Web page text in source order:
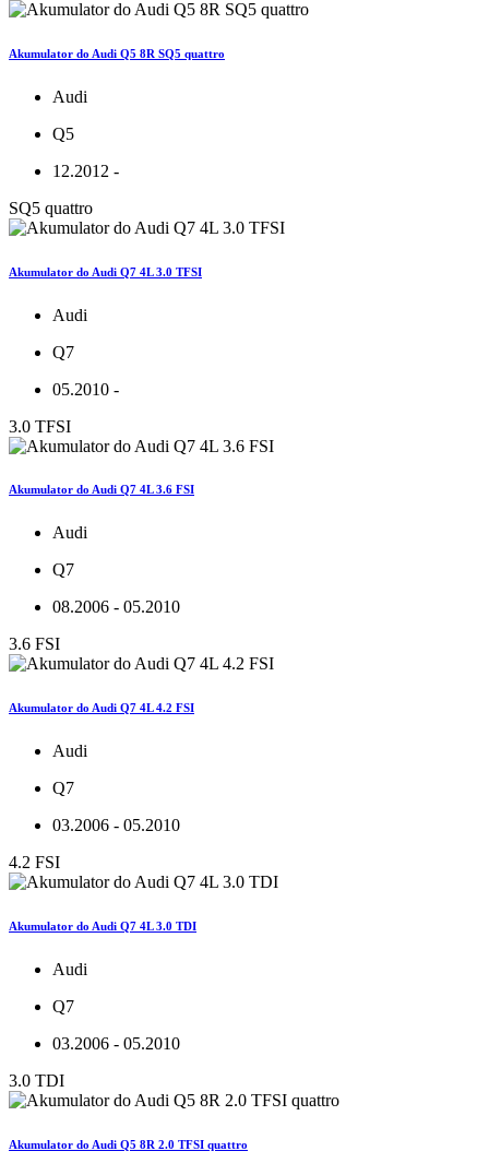
Akumulator do Audi Q5 8R SQ5 quattro
Audi
Q5
12.2012 -
SQ5 quattro
Akumulator do Audi Q7 4L 3.0 TFSI
Audi
Q7
05.2010 -
3.0 TFSI
Akumulator do Audi Q7 4L 3.6 FSI
Audi
Q7
08.2006 - 05.2010
3.6 FSI
Akumulator do Audi Q7 4L 4.2 FSI
Audi
Q7
03.2006 - 05.2010
4.2 FSI
Akumulator do Audi Q7 4L 3.0 TDI
Audi
Q7
03.2006 - 05.2010
3.0 TDI
Akumulator do Audi Q5 8R 2.0 TFSI quattro